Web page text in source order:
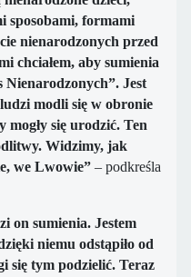
sposobami, formami
nienarodzonych przed
chciałem, aby sumienia
Nienarodzonych”. Jest
modli się w obronie
mogły się urodzić. Ten
Widzimy, jak
we Lwowie” – podkreśla
on sumienia. Jestem
niemu odstąpiło od
się tym podzielić. Teraz